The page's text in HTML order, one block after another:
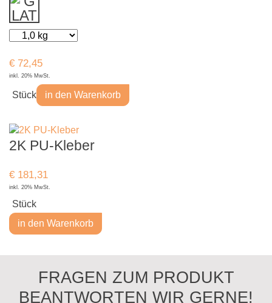
€ 72,45
inkl. 20% MwSt.
Stück in den Warenkorb
2K PU-Kleber
€ 181,31
inkl. 20% MwSt.
Stück
in den Warenkorb
FRAGEN ZUM PRODUKT
BEANTWORTEN WIR GERNE!